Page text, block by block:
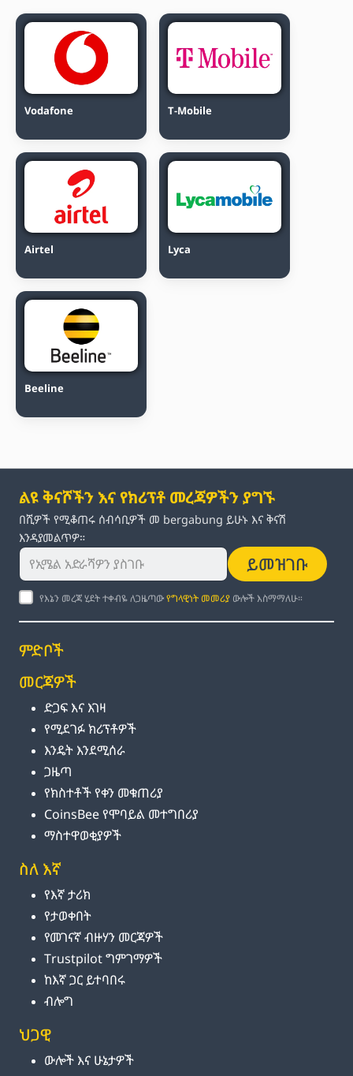
Vodafone T-Mobile
Airtel Lyca
Beeline
ልዩ ቅናሾችን እና የክሪፕቶ መረጃዎችን ያግኙ
በሺዎች የሚቆጠሩ ሰብሳቢዎች መ bergabung ይሁኑ እና ቅናሽ
እንዳያመልጥዎ።
ይመዝገቡ
የእኔን መረጃ ሂደት ተቀብዬ ለጋዜጣውየግላዊነት መመሪያ ውሎች እስማማለሁ።
ምድቦች
መርጃዎች
ድጋፍ እና እገዛ
የሚደገፉ ክሪፕቶዎች
እንዴት እንደሚሰራ
ጋዜጣ
የክስተቶች የቀን መቁጠሪያ
CoinsBee የሞባይል መተግበሪያ
ማስተዋወቂያዎች
ስለ እኛ
የእኛ ታሪክ
የታወቀበት
የመገናኛ ብዙሃን መርጃዎች
Trustpilot ግምገማዎች
ከእኛ ጋር ይተባበሩ
ብሎግ
ህጋዊ
ውሎች እና ሁኔታዎች